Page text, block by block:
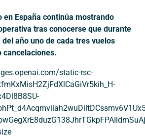
en España continúa mostrando
tras conocerse que durante
año uno de cada tres vuelos
cancelaciones.